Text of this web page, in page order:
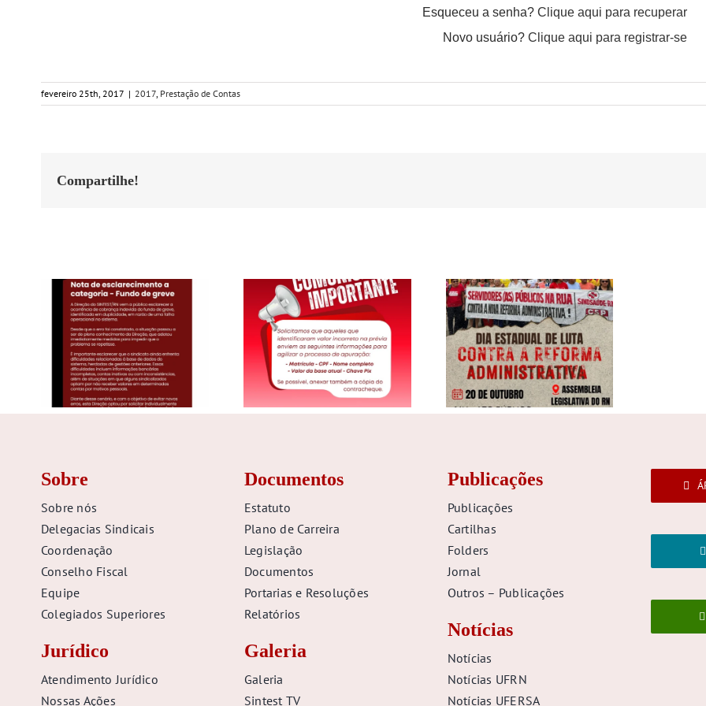
Esqueceu a senha? Clique aqui para recuperar
Novo usuário? Clique aqui para registrar-se
fevereiro 25th, 2017 | 2017, Prestação de Contas
Compartilhe!
Sobre
Sobre nós
Delegacias Sindicais
Coordenação
Conselho Fiscal
Equipe
Colegiados Superiores
Jurídico
Atendimento Jurídico
Nossas Ações
Documentos
Estatuto
Plano de Carreira
Legislação
Documentos
Portarias e Resoluções
Relatórios
Galeria
Galeria
Sintest TV
Publicações
Publicações
Cartilhas
Folders
Jornal
Outros – Publicações
Notícias
Notícias
Notícias UFRN
Notícias UFERSA